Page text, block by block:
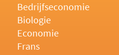
Bedrijfseconomie
Biologie
Economie
Frans